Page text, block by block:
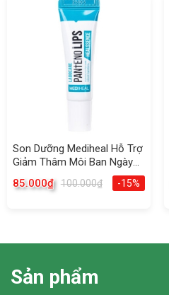
Son Dưỡng Mediheal Hỗ Trợ
Giảm Thâm Môi Ban Ngày
100.000₫
85.000₫ -15%
Sản phẩm